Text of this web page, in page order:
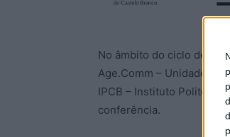
No âmbito do ciclo de
Age.Comm – Unidade de
IPCB – Instituto
conferência.